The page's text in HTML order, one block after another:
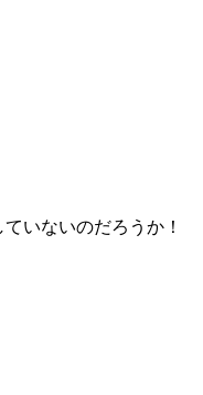
いないのだろうか！